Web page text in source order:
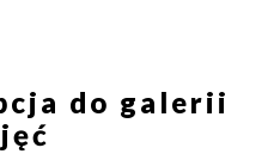
do galerii